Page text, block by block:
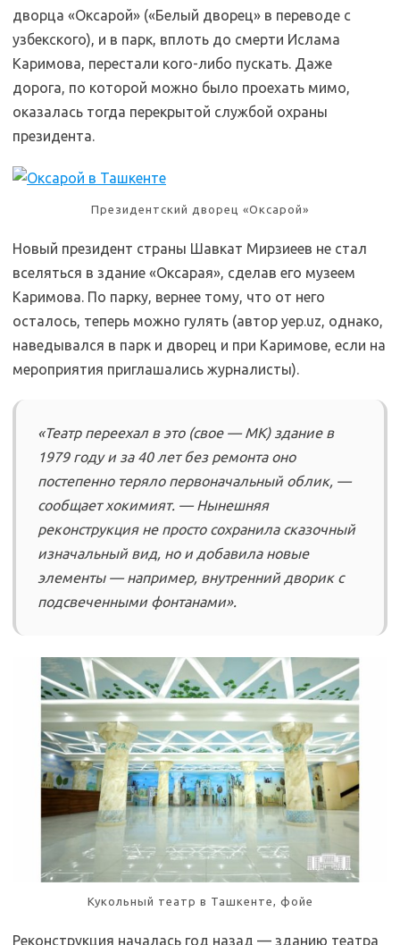
дворца «Оксарой» («Белый дворец» в переводе с
узбекского), и в парк, вплоть до смерти Ислама
Каримова, перестали кого-либо пускать. Даже
дорога, по которой можно было проехать мимо,
оказалась тогда перекрытой службой охраны
президента.
Президентский дворец «Оксарой»
Новый президент страны Шавкат Мирзиеев не стал
вселяться в здание «Оксарая», сделав его музеем
Каримова. По парку, вернее тому, что от него
осталось, теперь можно гулять (автор yep.uz, однако,
наведывался в парк и дворец и при Каримове, если на
мероприятия приглашались журналисты).
«Театр переехал в это (свое — МК) здание в
1979 году и за 40 лет без ремонта оно
постепенно теряло первоначальный облик, —
сообщает хокимият. — Нынешняя
реконструкция не просто сохранила сказочный
изначальный вид, но и добавила новые
элементы — например, внутренний дворик с
подсвеченными фонтанами».
Кукольный театр в Ташкенте, фойе
Реконструкция началась год назад — зданию театра